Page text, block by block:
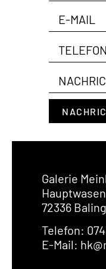
Galerie
72336
Telefon:
E-Mail: